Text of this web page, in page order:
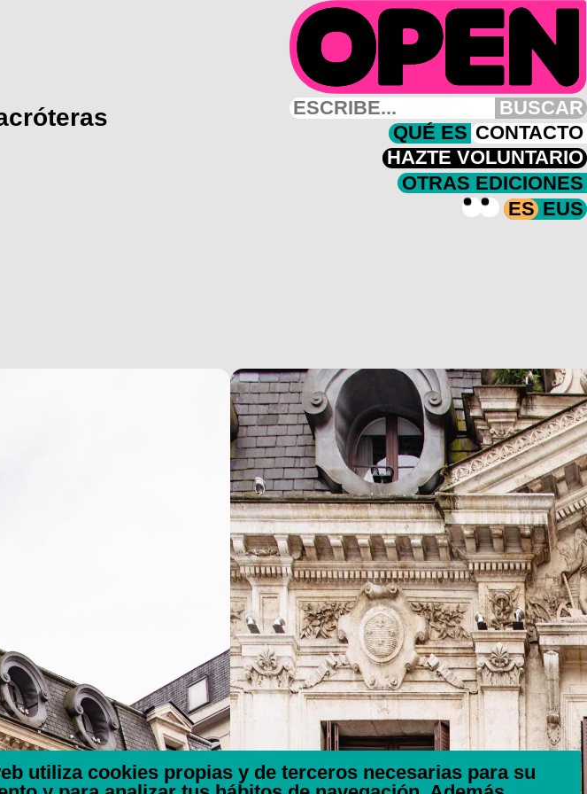
BUSCAR
QUÉ ES CONTACTO
HAZTE VOLUNTARIO
OTRAS EDICIONES
ES EUS
utiliza cookies propias y de terceros necesarias para su